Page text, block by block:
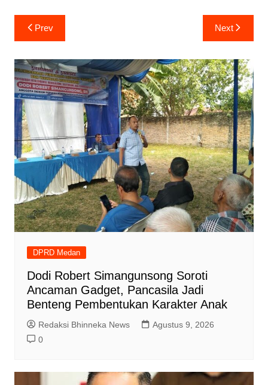
Navigasi
pos
Prev Next
DPRD Medan
Dodi Robert Simangunsong Soroti
Ancaman Gadget, Pancasila Jadi
Benteng Pembentukan Karakter Anak
Redaksi Bhinneka News
Agustus 9, 2026
0